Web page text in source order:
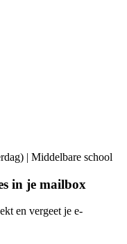
| Middelbare school
in je mailbox
en vergeet je e-